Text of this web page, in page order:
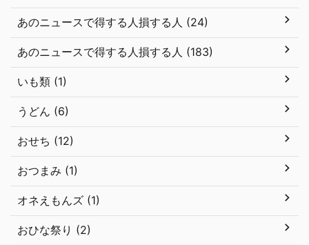
あのニュースで得する人損する人 (24)
あのニュースで得する人損する人 (183)
いも類 (1)
うどん (6)
おせち (12)
おつまみ (1)
オネえもんズ (1)
おひな祭り (2)